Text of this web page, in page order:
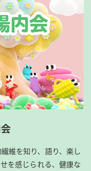
維を知り、語り、楽し
を感じられる、健康な